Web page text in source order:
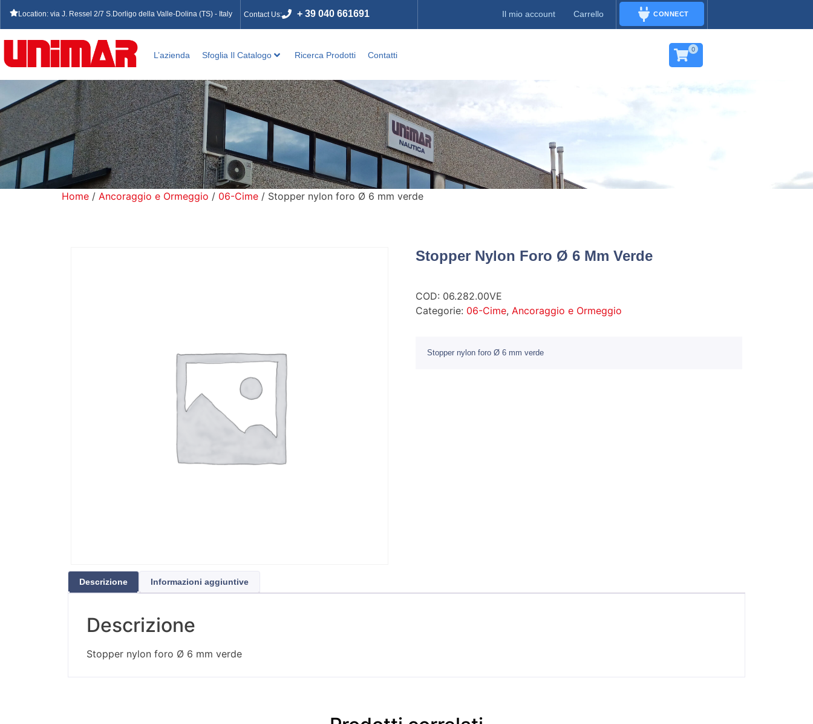
Location: via J. Ressel 2/7 S.Dorligo della Valle-Dolina (TS) - Italy Contact Us: + 39 040 661691 Il mio account Carrello CONNECT
L’azienda Sfoglia Il Catalogo Ricerca Prodotti Contatti
0
Home / Ancoraggio e Ormeggio / 06-Cime / Stopper nylon foro Ø 6 mm verde
Stopper Nylon Foro Ø 6 Mm Verde
COD: 06.282.00VE
Categorie: 06-Cime, Ancoraggio e Ormeggio
Stopper nylon foro Ø 6 mm verde
Descrizione Informazioni aggiuntive
Descrizione
Stopper nylon foro Ø 6 mm verde